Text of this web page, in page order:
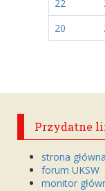
22
20
Przydatne
strona
forum UKSW
monitor